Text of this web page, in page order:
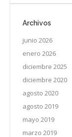
Archivos
junio 2026
enero 2026
diciembre 2025
diciembre 2020
agosto 2020
agosto 2019
mayo 2019
marzo 2019